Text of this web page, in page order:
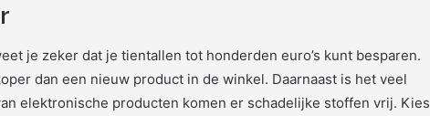
je zeker dat je tientallen tot honderden euro’s kunt besparen.
dan een nieuw product in de winkel. Daarnaast is het veel
elektronische producten komen er schadelijke stoffen vrij. Kies